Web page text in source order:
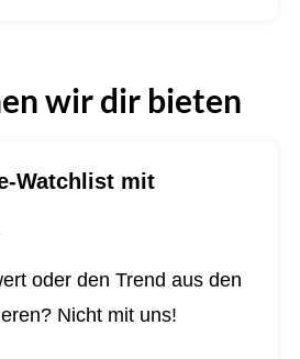
wir dir bieten
Watchlist mit
oder den Trend aus den
Nicht mit uns!